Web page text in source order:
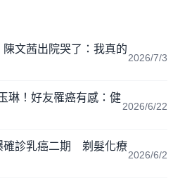
文茜出院哭了：我真的
2026/7/3
琳！好友罹癌有感：健
2026/6/22
確診乳癌二期 剃髮化療
2026/6/2